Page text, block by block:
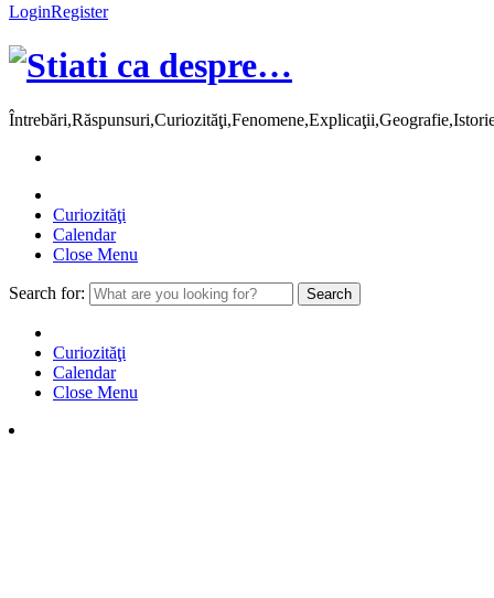
LoginRegister
Curiozităţi
Calendar
Close Menu
Search for:
Curiozităţi
Calendar
Close Menu